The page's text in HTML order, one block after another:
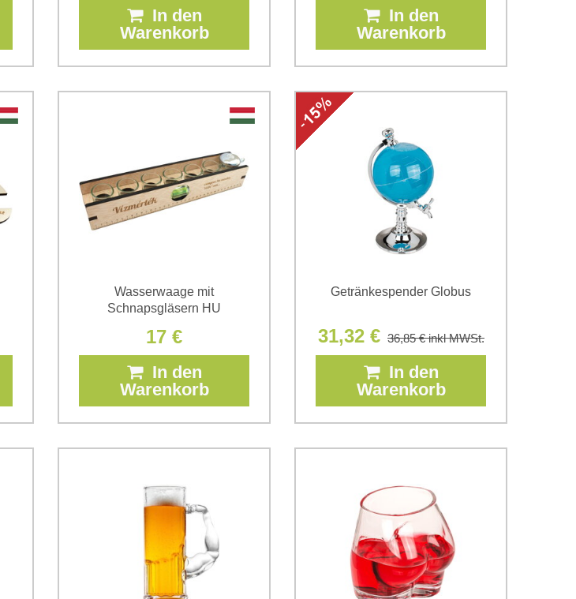
In den
Warenkorb
In den
Warenkorb
Wasserwaage mit
Schnapsgläsern HU
17 €
In den
Warenkorb
Getränkespender Globus
31,32 € 36,85 €inkl MWSt.
In den
Warenkorb